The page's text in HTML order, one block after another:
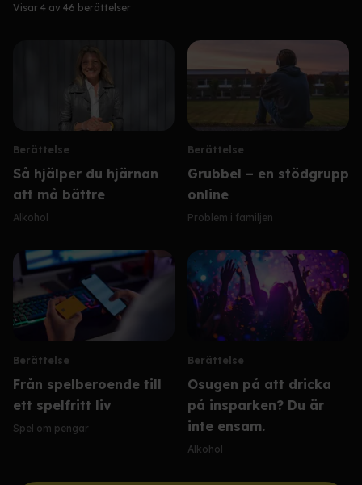
Visar 4 av 46 berättelser
Berättelse
Så hjälper du hjärnan
att må bättre
Alkohol
Berättelse
Grubbel – en stödgrupp
online
Problem i familjen
Berättelse
Från spelberoende till
ett spelfritt liv
Spel om pengar
Berättelse
Osugen på att dricka
på insparken? Du är
inte ensam.
Alkohol